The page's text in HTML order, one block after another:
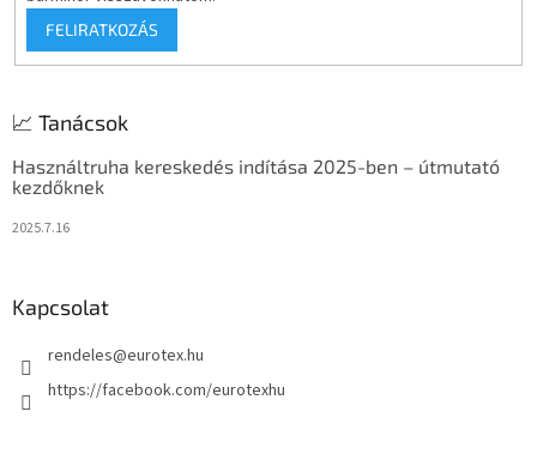
FELIRATKOZÁS
📈 Tanácsok
Használtruha kereskedés indítása 2025-ben – útmutató
kezdőknek
2025.7.16
Kapcsolat
rendeles@eurotex.hu
https://facebook.com/eurotexhu